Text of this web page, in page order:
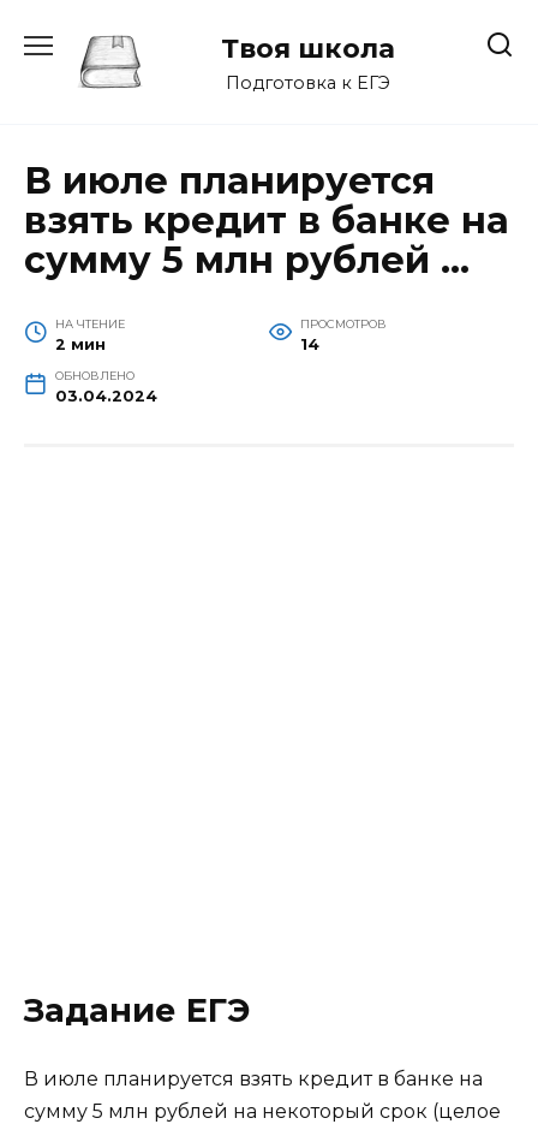
содержанию
Твоя школа
Подготовка к ЕГЭ
В июле планируется
взять кредит в банке на
сумму 5 млн рублей …
НА ЧТЕНИЕ
2 мин
ПРОСМОТРОВ
14
ОБНОВЛЕНО
03.04.2024
Задание ЕГЭ
В июле планируется взять кредит в банке на
сумму 5 млн рублей на некоторый срок (целое